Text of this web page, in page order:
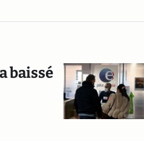
baissé